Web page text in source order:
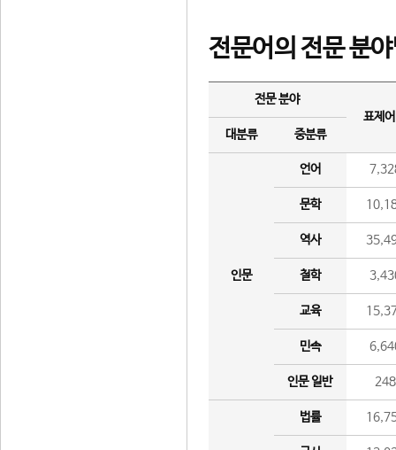
전문어의 전문 분
전문 분야
표제
대분류
중분류
인문
언어
문학
역사
철학
교육
민속
인문 일반 248
법률